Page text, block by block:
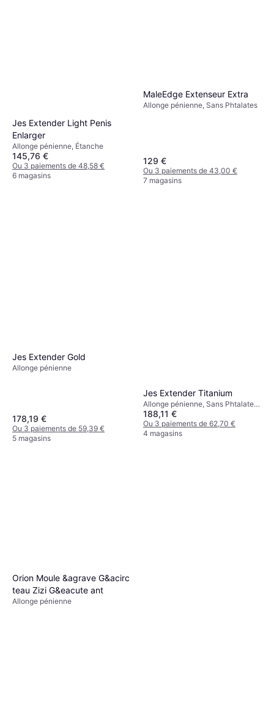
Jes Extender Light Penis
Enlarger
Allonge pénienne, Étanche
145,76 €
Ou 3 paiements de 48,58 €
6 magasins
MaleEdge Extenseur Extra
Allonge pénienne, Sans Phtalates
129 €
Ou 3 paiements de 43,00 €
7 magasins
Jes Extender Gold
Allonge pénienne
178,19 €
Ou 3 paiements de 59,39 €
5 magasins
Jes Extender Titanium
Allonge pénienne, Sans Phtalates,
Sans latex
188,11 €
Ou 3 paiements de 62,70 €
4 magasins
Orion Moule &agrave G&acirc
teau Zizi G&eacute ant
Allonge pénienne